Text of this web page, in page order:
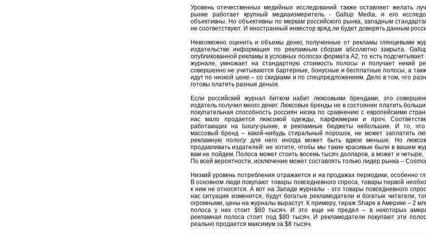
Уровень отечественных медийных исследований также оставляет желать
рынке работает крупный медиаизмеритель - Gallup Media, и его
объективны. Но объективны по меркам российского рынка, западным
не соответствуют. И иностранный инвестор вряд ли будет доверять данным
Невозможно оценить и объемы денег, полученные от рекламы глянцевыми
издательстве информация по рекламным сборам абсолютно закрыта.
опубликованной рекламы в условных полосах формата А2, то есть подсчитывает
журнале, умножает на стандартную стоимость полосы и получает некий
совершенно не учитываются бартерные, бонусные и бесплатные полосы, а
идут по низкой цене – со скидками и по спецпредложениям. Дело в том, что
готовы платить разные деньги.
Если российский журнал битком набит люксовыми брендами, это
издатель получил много денег. Люксовые бренды не в состоянии платить
покупательная способность россиян низка по сравнению с европейскими
нас мало продается люксовой одежды, парфюмерии и проч.
работающих на luxury-рынке, и рекламные бюджеты небольшие. И то, что
массовый бренд – какой-нибудь стиральный порошок, не может заплатить
рекламную полосу для него иногда может быть вдвое меньше. Но
продавливать издателей: не хотите, чтобы мы такие красивые были в вашем
вам не пойдем. Полоса может стоить восемь тысяч долларов, а может и четыре,
По всей вероятности, исключение может составлять только лидер рынка –
Низкий уровень потребления отражается и на продажах периодики, особенно
В основном люди покупают товары повседневного спроса, товары первой
к ним не относятся. А вот на Западе журналы - это товары повседневного
нас ситуация изменится, будут богатые рекламодатели и богатые читатели,
огромными, цены на журналы вырастут. К примеру, тираж Shape в Америке – 2
полоса у них стоит $60 тысяч. И это еще не предел – в некоторых
рекламная полоса стоит под $80 тысяч. И рекламодатели покупают эти
реально продается максимум за $8 тысяч.